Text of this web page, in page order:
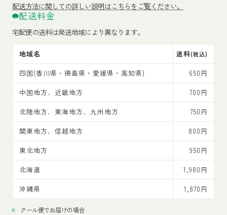
配送方法に関しての詳しい説明はこちらをご覧ください。
配送料金
宅配便の送料は発送地域により異なります。
地域名 送料(税込)
四国(香川県・徳島県・愛媛県・高知県)
650円
中国地方、近畿地方
700円
北陸地方、東海地方、九州地方
750円
関東地方、信越地方
800円
東北地方
950円
北海道
1,980円
沖縄県
1,870円
クール便でお届けの場合